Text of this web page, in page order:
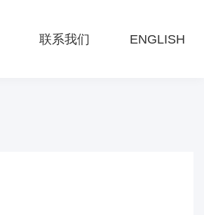
联系我们 ENGLISH